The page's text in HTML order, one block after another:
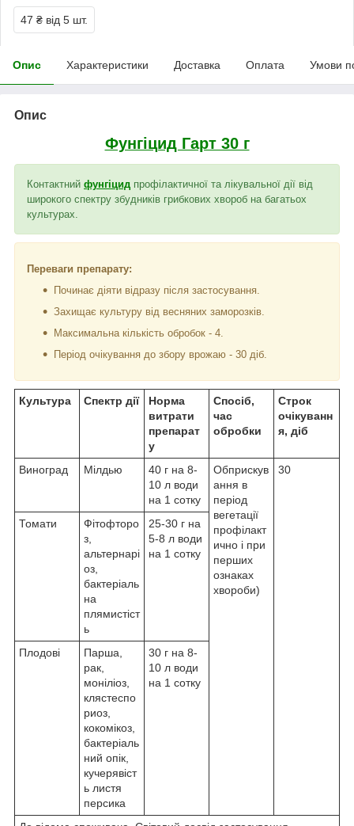
47 ₴ від 5 шт.
Опис Характеристики Доставка Оплата Умови
Опис
Фунгіцид Гарт 30 г
Контактний фунгіцид профілактичної та лікувальної дії від
широкого спектру збудників грибкових хвороб на багатьох
культурах.
Переваги препарату:
Починає діяти відразу після застосування.
Захищає культуру від весняних заморозків.
Максимальна кількість обробок - 4.
Період очікування до збору врожаю - 30 діб.
Культура Спектр дії
Норма
витрати
препарат
у
Спосіб,
час
обробки
Строк
очікуванн
я, діб
Виноград Мілдью
40 г на 8-
10 л води
на 1 сотку
Обприскув
ання в
період
вегетації
профілакт
ично і при
перших
ознаках
хвороби)
30
Томати
Фітофторо
з,
альтернарі
оз,
бактеріаль
на
плямистіст
ь
25-30 г на
5-8 л води
на 1 сотку
Плодові
Парша,
рак,
моніліоз,
клястеспо
риоз,
кокомікоз,
бактеріаль
ний опік,
кучерявіст
ь листя
персика
30 г на 8-
10 л води
на 1 сотку